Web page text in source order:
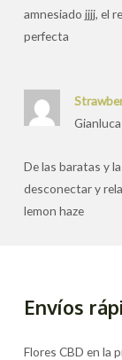
amnesiado jjjj, el
perfecta
Gianluca
De las baratas y
desconectar y
lemon haze
Envíos
Flores CBD en la